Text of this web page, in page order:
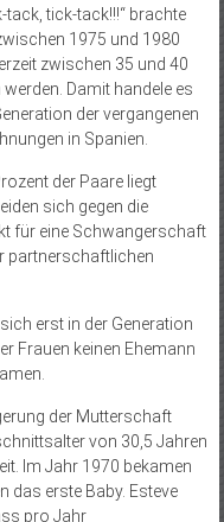
tick-tack!!!“ brachte
1975 und 1980
zwischen 35 und 40
Damit handele es
der vergangenen
in Spanien.
der Paare liegt
sich gegen die
für eine Schwangerschaft
partnerschaftlichen
erst in der Generation
Frauen keinen Ehemann
der Mutterschaft
von 30,5 Jahren
Im Jahr 1970 bekamen
das erste Baby. Esteve
pro Jahr